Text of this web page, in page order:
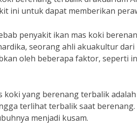
ini untuk dapat memberikan
penyakit ikan mas koki
seorang ahli akuakultur dari
oleh beberapa faktor, seperti
koki yang berenang terbalik
terlihat terbalik saat
menjadi kusam.